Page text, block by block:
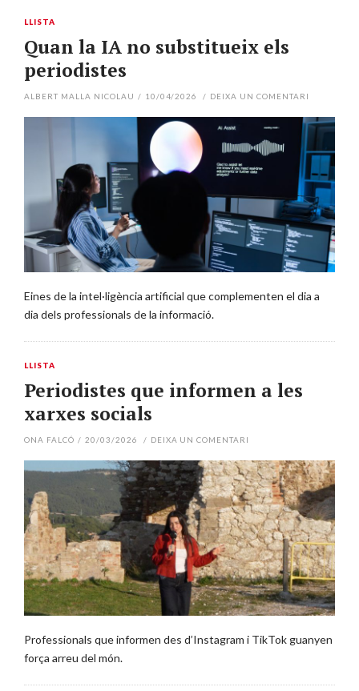
LLISTA
Quan la IA no substitueix els
periodistes
ALBERT MALLA NICOLAU / 10/04/2026 / DEIXA UN COMENTARI
Eines de la intel·ligència artificial que complementen el dia a
dia dels professionals de la informació.
LLISTA
Periodistes que informen a les
xarxes socials
ONA FALCÓ / 20/03/2026 / DEIXA UN COMENTARI
Professionals que informen des d’Instagram i TikTok guanyen
força arreu del món.